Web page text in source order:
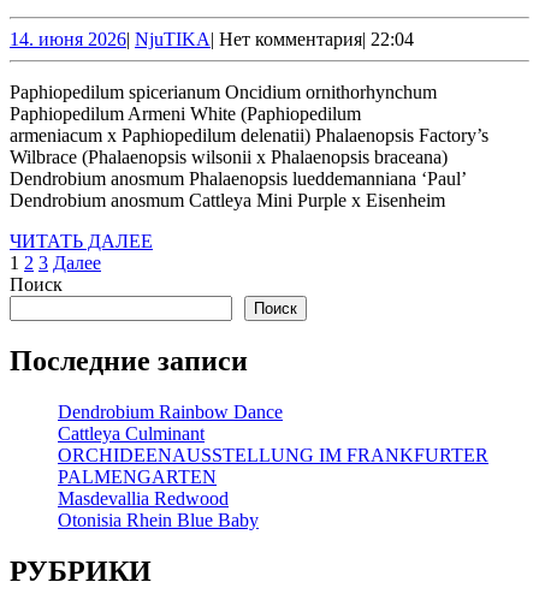
14. июня 202614.
июня
2026
| NjuTIKANjuTIKA
| Нет комментария| 22:04
Paphiopedilum spicerianum Oncidium ornithorhynchum
Paphiopedilum Armeni White (Paphiopedilum
armeniacum x Paphiopedilum delenatii) Phalaenopsis Factory’s
Wilbrace (Phalaenopsis wilsonii x Phalaenopsis braceana)
Dendrobium anosmum Phalaenopsis lueddemanniana ‘Paul’
Dendrobium anosmum Cattleya Mini Purple x Eisenheim
ЧИТАТЬ ДАЛЕЕ
Пагинация
записей
1 2 3 Далее
Поиск
Поиск
Последние записи
Dendrobium Rainbow Dance
Cattleya Culminant
ORCHIDEENAUSSTELLUNG IM FRANKFURTER
PALMENGARTEN
Masdevallia Redwood
Otonisia Rhein Blue Baby
РУБРИКИ